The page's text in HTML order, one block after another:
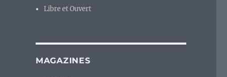
Libre et Ouvert
MAGAZINES